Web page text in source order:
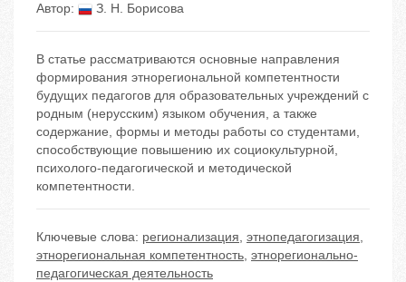
Автор: З. Н. Борисова
В статье рассматриваются основные направления
формирования этнорегиональной компетентности
будущих педагогов для образовательных учреждений с
родным (нерусским) языком обучения, а также
содержание, формы и методы работы со студентами,
способствующие повышению их социокультурной,
психолого-педагогической и методической
компетентности.
Ключевые слова: регионализация, этнопедагогизация,
этнорегиональная компетентность, этнорегионально-
педагогическая деятельность